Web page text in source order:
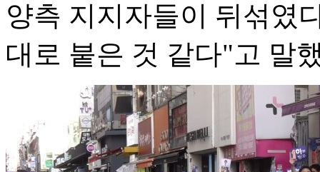
양측 지지자들이 뒤섞였
대로 붙은 것 같다"고 말